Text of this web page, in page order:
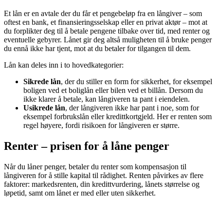
Et lån er en avtale der du får et pengebeløp fra en långiver – som
oftest en bank, et finansieringsselskap eller en privat aktør – mot at
du forplikter deg til å betale pengene tilbake over tid, med renter og
eventuelle gebyrer. Lånet gir deg altså muligheten til å bruke penger
du ennå ikke har tjent, mot at du betaler for tilgangen til dem.
Lån kan deles inn i to hovedkategorier:
Sikrede lån, der du stiller en form for sikkerhet, for eksempel
boligen ved et boliglån eller bilen ved et billån. Dersom du
ikke klarer å betale, kan långiveren ta pant i eiendelen.
Usikrede lån, der långiveren ikke har pant i noe, som for
eksempel forbrukslån eller kredittkortgjeld. Her er renten som
regel høyere, fordi risikoen for långiveren er større.
Renter – prisen for å låne penger
Når du låner penger, betaler du renter som kompensasjon til
långiveren for å stille kapital til rådighet. Renten påvirkes av flere
faktorer: markedsrenten, din kredittvurdering, lånets størrelse og
løpetid, samt om lånet er med eller uten sikkerhet.